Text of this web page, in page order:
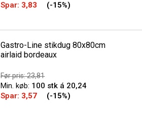
Spar: 3,83 (-15%)
Gastro-Line stikdug 80x80cm
airlaid bordeaux
Før pris: 23,81
Min. køb: 100 stk á 20,24
Spar: 3,57 (-15%)